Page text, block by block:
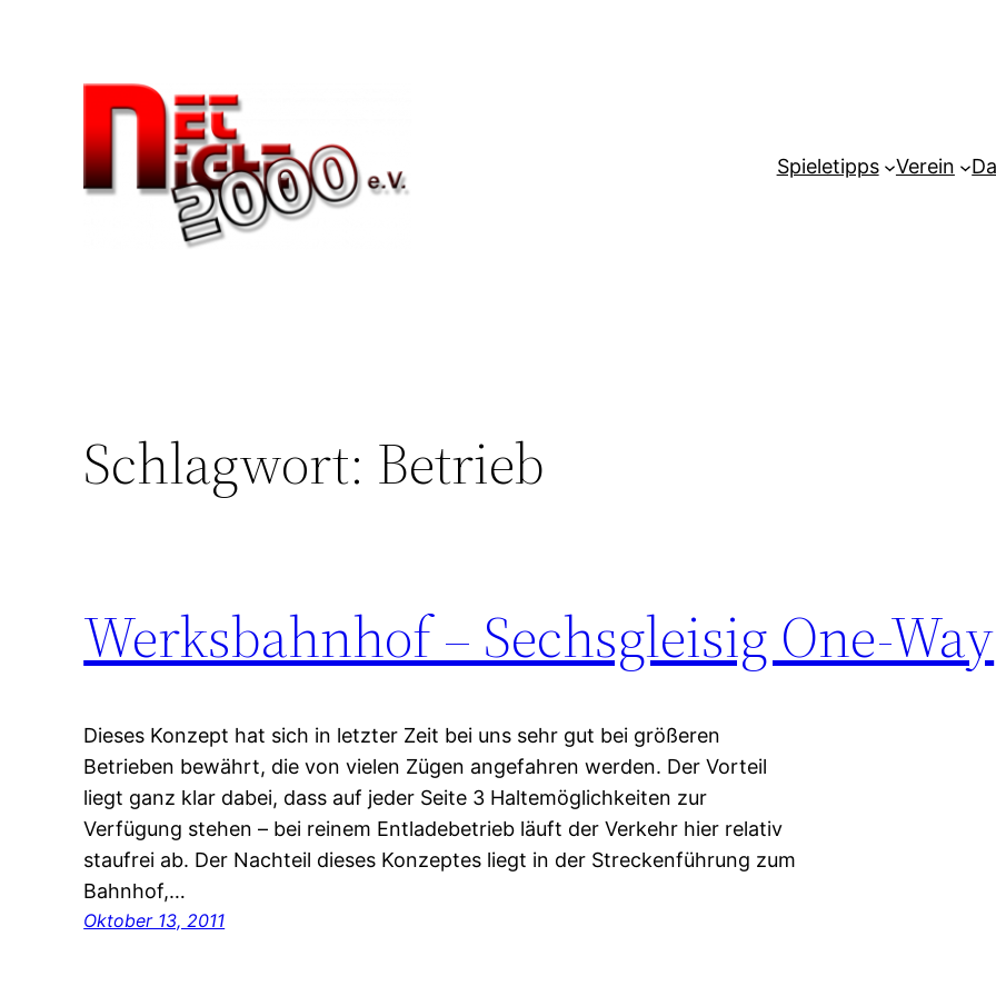
springen
Spieletipps Verein
Schlagwort: Betrieb
Werksbahnhof – Sechsgleisig One-Way
Dieses Konzept hat sich in letzter Zeit bei uns sehr gut bei größeren
Betrieben bewährt, die von vielen Zügen angefahren werden. Der Vorteil
liegt ganz klar dabei, dass auf jeder Seite 3 Haltemöglichkeiten zur
Verfügung stehen – bei reinem Entladebetrieb läuft der Verkehr hier relativ
staufrei ab. Der Nachteil dieses Konzeptes liegt in der Streckenführung zum
Bahnhof,…
Oktober 13, 2011